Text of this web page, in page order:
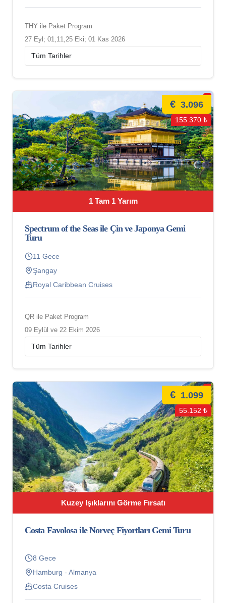
THY ile Paket Program
27 Eyl; 01,11,25 Eki; 01 Kas 2026
1 Tam 1 Yarım
€ 3.096
155.370 ₺
Spectrum of the Seas ile Çin ve Japonya Gemi
Turu
11 Gece
Şangay
Royal Caribbean Cruises
QR ile Paket Program
09 Eylül ve 22 Ekim 2026
Kuzey Işıklarını Görme Fırsatı
€ 1.099
55.152 ₺
Costa Favolosa ile Norveç Fiyortları Gemi Turu
8 Gece
Hamburg - Almanya
Costa Cruises